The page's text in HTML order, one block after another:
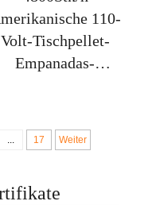
110-
Volt-Tischpellet-
Empanadas-
zum
Verkauf
... 17 Weiter